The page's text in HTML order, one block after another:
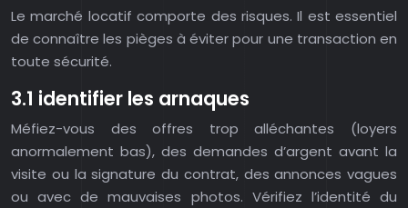
Le marché locatif comporte des risques. Il est essentiel
de connaître les pièges à éviter pour une transaction en
toute sécurité.
3.1 identifier les arnaques
Méfiez-vous des offres trop alléchantes (loyers
anormalement bas), des demandes d’argent avant la
visite ou la signature du contrat, des annonces vagues
ou avec de mauvaises photos. Vérifiez l’identité du